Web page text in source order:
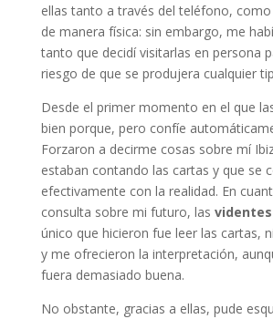
ellas tanto a través del teléfono,
de manera física: sin embargo, me
tanto que decidí visitarlas en persona
riesgo de que se produjera cualquier
Desde el primer momento en el que
bien porque, pero confíe
Forzaron a decirme cosas sobre mí
estaban contando las cartas y que se
efectivamente con la realidad. En
consulta sobre mi futuro, las
único que hicieron fue leer las cartas,
y me ofrecieron la interpretación,
fuera demasiado buena.
No obstante, gracias a ellas, pude